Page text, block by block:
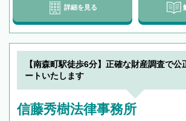
詳細を見る
【南森町駅徒歩6分】正確な財産調査で公
ートいたします
信藤秀樹法律事務所